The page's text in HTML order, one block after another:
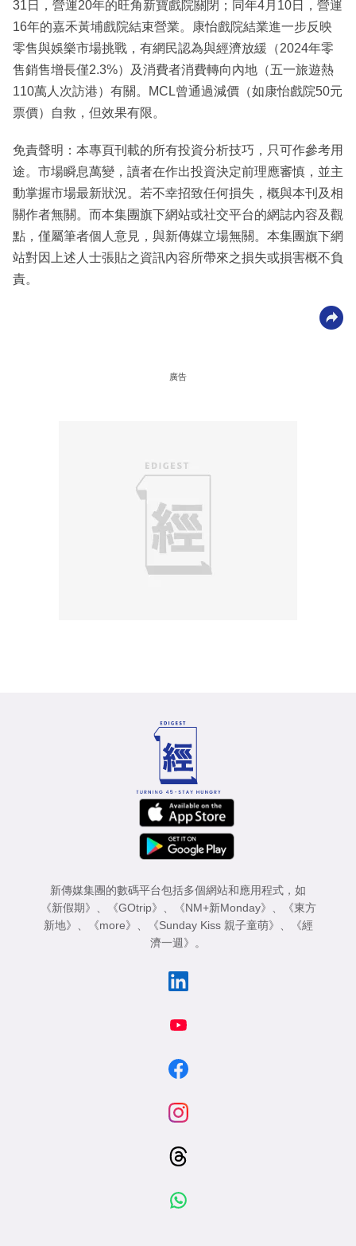
31日，營運20年的旺角新寶戲院關閉；同年4月10日，營運
16年的嘉禾黃埔戲院結束營業。康怡戲院結業進一步反映
零售與娛樂市場挑戰，有網民認為與經濟放緩（2024年零
售銷售增長僅2.3%）及消費者消費轉向內地（五一旅遊熱
110萬人次訪港）有關。MCL曾通過減價（如康怡戲院50元
票價）自救，但效果有限。
免責聲明：本專頁刊載的所有投資分析技巧，只可作參考用
途。市場瞬息萬變，讀者在作出投資決定前理應審慎，並主
動掌握市場最新狀況。若不幸招致任何損失，概與本刊及相
關作者無關。而本集團旗下網站或社交平台的網誌內容及觀
點，僅屬筆者個人意見，與新傳媒立場無關。本集團旗下網
站對因上述人士張貼之資訊內容所帶來之損失或損害概不負
責。
廣告
新傳媒集團的數碼平台包括多個網站和應用程式，如
《新假期》
《GOtrip》 《NM+新Monday》
《東方
新地》
《more》 《Sunday Kiss 親子童萌》
《經
濟一週》
。